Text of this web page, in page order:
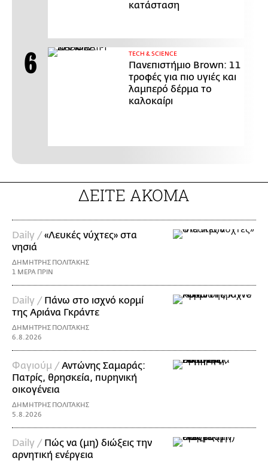
κατάσταση
ΤECH & SCIENCE
Πανεπιστήμιο Brown: 11
τροφές για πιο υγιές και
λαμπερό δέρμα το
καλοκαίρι
ΔΕΙΤΕ ΑΚΟΜΑ
Daily /«Λευκές νύχτες» στα
νησιά
ΔΗΜΗΤΡΗΣ ΠΟΛΙΤΑΚΗΣ
1 ΜΕΡΑ ΠΡΙΝ
Daily / Πάνω στο ισχνό κορμί
της Αριάνα Γκράντε
ΔΗΜΗΤΡΗΣ ΠΟΛΙΤΑΚΗΣ
6.8.2026
Φαγιούμ /Αντώνης Σαμαράς:
Πατρίς, θρησκεία, πυρηνική
οικογένεια
ΔΗΜΗΤΡΗΣ ΠΟΛΙΤΑΚΗΣ
5.8.2026
Daily / Πώς να (μη) διώξεις την
αρνητική ενέργεια